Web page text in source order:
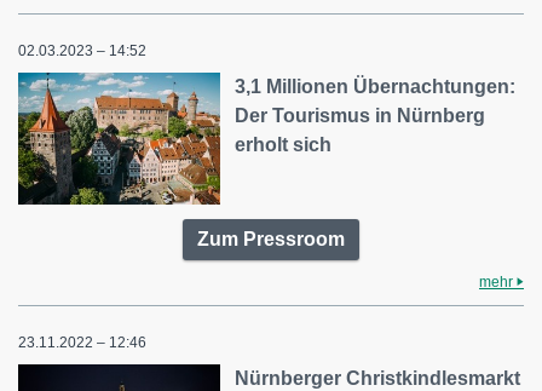
02.03.2023 – 14:52
3,1 Millionen Übernachtungen:
Der Tourismus in Nürnberg
erholt sich
Zum Pressroom
mehr
23.11.2022 – 12:46
Nürnberger Christkindlesmarkt